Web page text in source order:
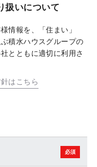
扱いについて
情報を、「住まい」
積水ハウスグループの
とともに適切に利用さ
はこちら